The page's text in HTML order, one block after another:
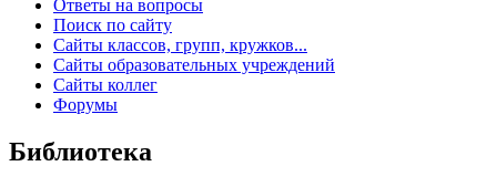
Ответы на вопросы
Поиск по сайту
Сайты классов, групп, кружков...
Сайты образовательных учреждений
Сайты коллег
Форумы
Библиотека